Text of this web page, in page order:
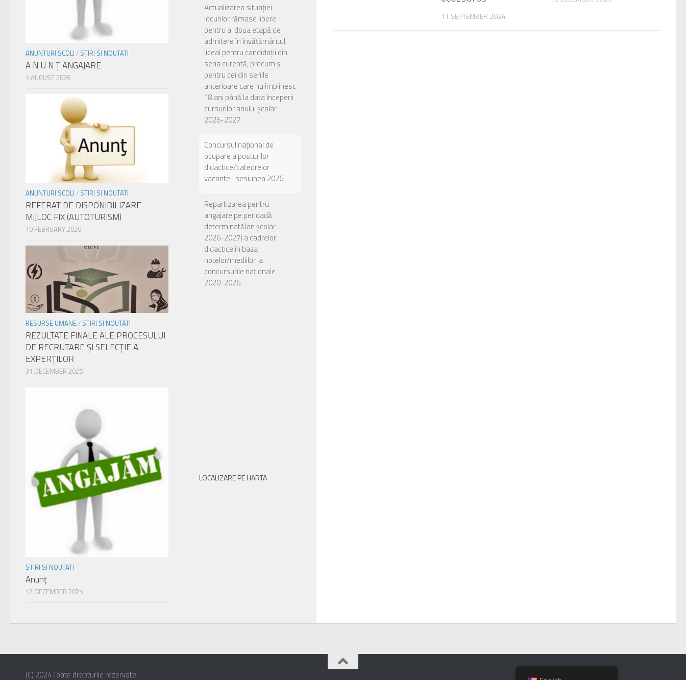
11 SEPTEMBER 2024
ANUNTURI SCOLI / STIRI SI NOUTATI
A N U N Ţ ANGAJARE
5 AUGUST 2026
ANUNTURI SCOLI / STIRI SI NOUTATI
REFERAT DE DISPONIBILIZARE
MIJLOC FIX (AUTOTURISM)
10 FEBRUARY 2026
RESURSE UMANE/ STIRI SI NOUTATI
REZULTATE FINALE ALE PROCESULUI
DE RECRUTARE ŞI SELECŢIE A
EXPERŢILOR
31 DECEMBER 2025
STIRI SI NOUTATI
Anunț
12 DECEMBER 2025
Actualizarea situației
locurilor rămase libere
pentru a doua etapă de
admitere în învățământul
liceal pentru candidații din
seria curentă, precum și
pentru cei din seriile
anterioare care nu împlinesc
18 ani până la data începerii
cursurilor anului școlar
2026-2027
Concursul național de
ocupare a posturilor
didactice/catedrelor
vacante- sesiunea 2026
Repartizarea pentru
angajare pe perioadă
determinată(an școlar
2026-2027) a cadrelor
didactice în baza
notelor/mediilor la
concursurile naționale
2020-2026
LOCALIZARE PE HARTA
(C) 2024 Toate drepturile rezervate